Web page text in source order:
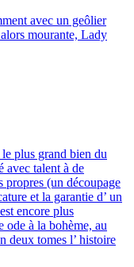
avec un geôlier
mourante, Lady
plus grand bien du
avec talent à de
propres (un découpage
et la garantie d’ un
encore plus
à la bohème, au
deux tomes l’ histoire